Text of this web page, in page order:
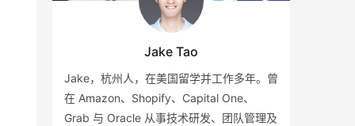
Jake Tao
Jake，杭州人，在美国留学并工作多年。曾
在 Amazon、Shopify、Capital One、
Grab 与 Oracle 从事技术研发、团队管理及